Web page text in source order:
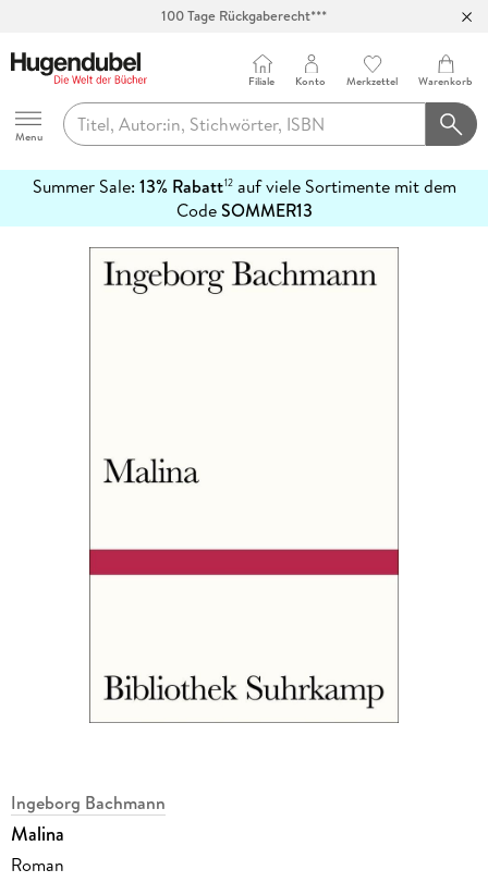
100 Tage Rückgaberecht***
Hugendubel
Menu
Filiale Konto Merkzettel Warenkorb
Summer Sale: 13% Rabatt12auf viele Sortimente mit dem
CodeSOMMER13
erfahren
Ingeborg Bachmann
Malina
Roman